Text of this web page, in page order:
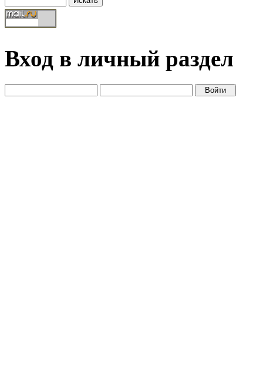
Вход в личный раздел